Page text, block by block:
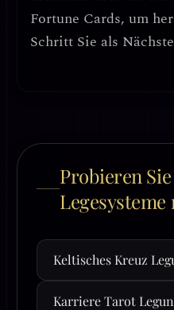
Fortune Cards, um
Schritt Sie als
Probieren
Keltisches Kreuz
Karriere Tarot